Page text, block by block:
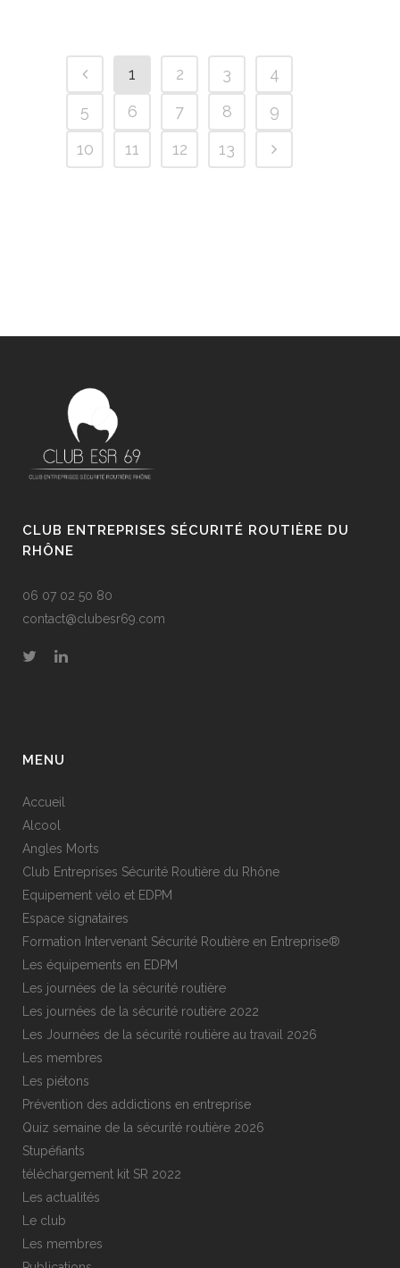
1 2 3
4
5
6 7 8
9
10
11 12 13
CLUB ENTREPRISES SÉCURITÉ ROUTIÈRE DU
RHÔNE
06 07 02 50 80
contact@clubesr69.com
MENU
Accueil
Alcool
Angles Morts
Club Entreprises Sécurité Routière du Rhône
Equipement vélo et EDPM
Espace signataires
Formation Intervenant Sécurité Routière en Entreprise®
Les équipements en EDPM
Les journées de la sécurité routière
Les journées de la sécurité routière 2022
Les Journées de la sécurité routière au travail 2026
Les membres
Les piétons
Prévention des addictions en entreprise
Quiz semaine de la sécurité routière 2026
Stupéfiants
téléchargement kit SR 2022
Les actualités
Le club
Les membres